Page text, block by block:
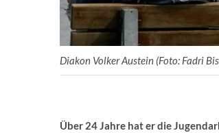
Diakon Volker Austein (Foto: Fadri
Über 24 Jahre hat er die